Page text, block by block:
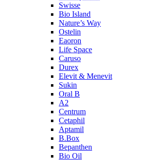
Swisse
Bio Island
Nature’s Way
Ostelin
Eaoron
Life Space
Caruso
Durex
Elevit & Menevit
Sukin
Oral B
A2
Centrum
Cetaphil
Aptamil
B.Box
Bepanthen
Bio Oil